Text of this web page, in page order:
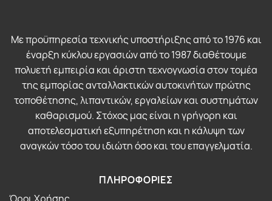
Με προϋπηρεσία τεχνικής υποστήριξης από το 1976 και
έναρξη κύκλου εργασιών από το 1987 διαθέτουμε
πολυετή εμπειρία και άριστη τεχνογνωσία στον τομέα
της εμπορίας ανταλλακτικών αυτοκινήτων πρώτης
τοποθέτησης, λιπαντικών, εργαλείων και συστημάτων
καθαρισμού. Στόχος μας είναι η γρήγορη και
αποτελεσματική εξυπηρέτηση και η κάλυψη των
αναγκών τόσο του ιδιώτη όσο και του επαγγελματία.
ΠΛΗΡΟΦΟΡΙΕΣ